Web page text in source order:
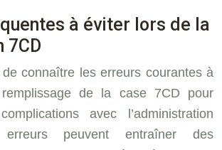
à éviter lors de la
7CD
connaître les erreurs courantes à
de la case 7CD pour
avec l’administration
peuvent entraîner des